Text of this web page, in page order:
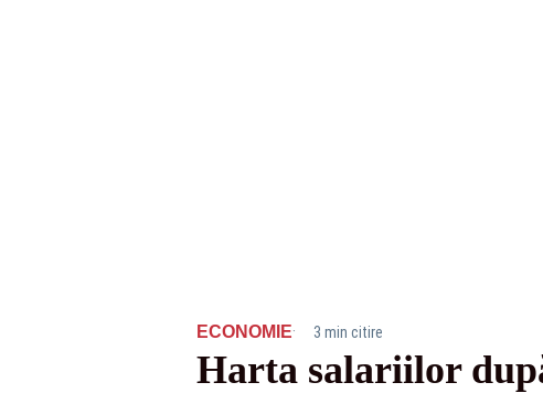
ECONOMIE· 3 min citire
Harta salariilor